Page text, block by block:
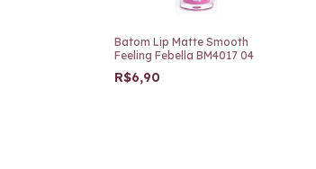
Batom Lip Matte Smooth
Feeling Febella BM4017 04
R$6,90